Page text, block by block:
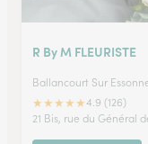
R By M FLEURISTE
Ballancourt Sur
★★★★★4.9 (126)
21 Bis, rue du Général